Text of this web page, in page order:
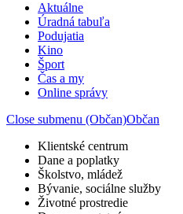
Aktuálne
Úradná tabuľa
Podujatia
Kino
Šport
Čas a my
Online správy
Close submenu (Občan)Občan
Klientské centrum
Dane a poplatky
Školstvo, mládež
Bývanie, sociálne služby
Životné prostredie